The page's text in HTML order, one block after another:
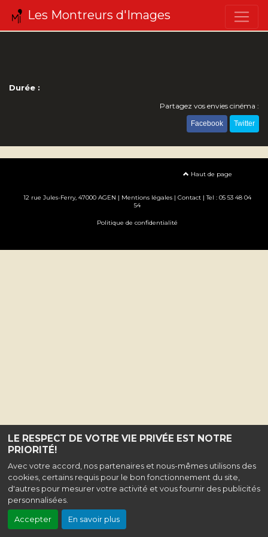
LE RESPECT DE VOTRE VIE PRIVÉE EST NOTRE
PRIORITÉ!
Avec votre accord, nos partenaires et nous-mêmes utilisons des
cookies, certains requis pour le bon fonctionnement du site,
d'autres pour mesurer votre activité et vous fournir des publicités
personnalisées.
Accepter En savoir plus
Les Montreurs d'Images
Durée :
Partagez vos envies cinéma :
Facebook Twitter
Haut de page
12 rue Jules-Ferry, 47000 AGEN | Mentions légales| Contact| Tel : 05 53 48 04
54
Politique de confidentialité